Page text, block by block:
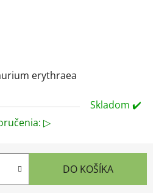
erythraea
Skladom ✔️
▷
DO KOŠÍKA